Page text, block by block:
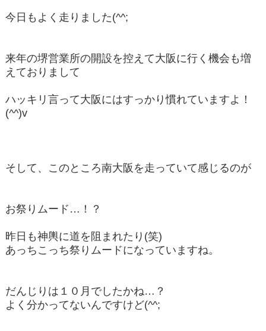
今日もよく走りました(^^;
来年の堺営業所の開設を控えて大阪に行く機会も増
えておりまして
ハッキリ言って大阪にはすっかり慣れていますよ！
(^^)v
そして、このところ南大阪を走っていて感じるのが
お祭りムード…！？
昨日も神輿に道を阻まれたり(笑)
あっちこっち祭りムードになっていますね。
だんじりは１０月でしたかね…？
よく分かってないんですけど(^^;